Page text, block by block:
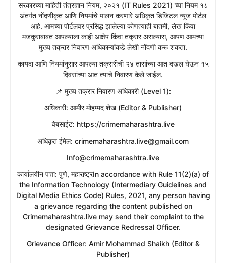
सरकारच्या माहिती तंत्रज्ञान नियम, २०२१ (IT Rules 2021) च्या नियम १८
अंतर्गत नोंदणीकृत आणि नियमांचे पालन करणारे अधिकृत डिजिटल न्यूज पोर्टल
आहे. आमच्या पोर्टलवर प्रसिद्ध झालेल्या कोणत्याही बातमी, लेख किंवा
मजकुराबाबत आपल्याला काही आक्षेप किंवा तक्रार असल्यास, आपण आमच्या
मुख्य तक्रार निवारण अधिकाऱ्यांकडे लेखी नोंदणी करू शकता.
​कायदा आणि नियमांनुसार आपल्या तक्रारीची २४ तासांच्या आत दखल घेऊन १५
दिवसांच्या आत त्याचे निवारण केले जाईल.
​📌 मुख्य तक्रार निवारण अधिकारी (Level 1):
​अधिकारी: आमीर मोहम्मद शेख (Editor & Publisher)
​वेबसाईट: https://crimemaharashtra.live
​अधिकृत ईमेल: crimemaharashtra.live@gmail.com
Info@crimemaharashtra.live
​कार्यालयीन पत्ता: पुणे, महाराष्ट्रIn accordance with Rule 11(2)(a) of
the Information Technology (Intermediary Guidelines and
Digital Media Ethics Code) Rules, 2021, any person having
a grievance regarding the content published on
Crimemaharashtra.live may send their complaint to the
designated Grievance Redressal Officer.
​Grievance Officer: Amir Mohammad Shaikh (Editor &
Publisher)